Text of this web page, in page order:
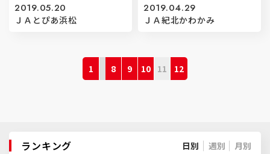
2019.05.20
ＪＡとぴあ浜松
2019.04.29
ＪＡ紀北かわかみ
1 8 9 10 11 12
ランキング 日別 週別 月別